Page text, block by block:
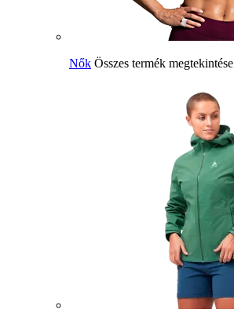
Nők Összes termék megtekintése